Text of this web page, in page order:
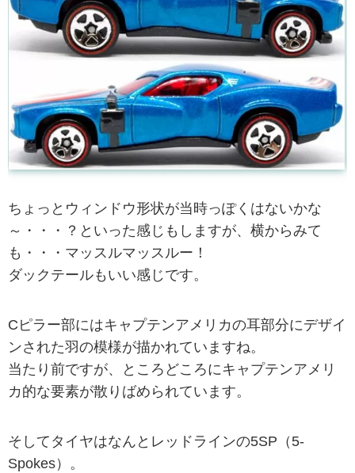
ちょっとウィンドウ形状が当時っぽくはないかな
～・・・？といった感じもしますが、横からみて
も・・・マッスルマッスルー！
ダックテールもいい感じです。
Cピラー部にはキャプテンアメリカの耳部分にデザイ
ンされた羽の模様が描かれていますね。
当たり前ですが、ところどころにキャプテンアメリ
カ的な要素が散りばめられています。
そしてタイヤはなんとレッドラインの5SP（5-
Spokes）。